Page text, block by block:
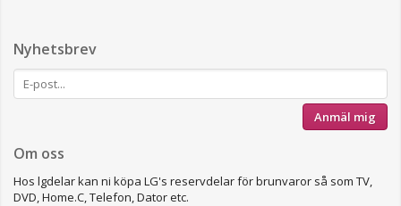
Nyhetsbrev
Anmäl mig
Om oss
Hos lgdelar kan ni köpa LG's reservdelar för brunvaror så som TV,
DVD, Home.C, Telefon, Dator etc.